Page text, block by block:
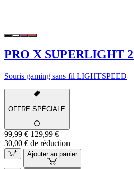
PRO X SUPERLIGHT
Souris gaming sans fil LIGHTSPEED
OFFRE SPÉCIALE
99,99 € 129,99 €
30,00 € de réduction
Ajouter au panier